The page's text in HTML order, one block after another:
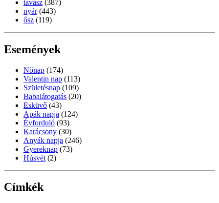
tavasz (387)
nyár (443)
ősz (119)
Események
Nőnap (174)
Valentin nap (113)
Születésnap (109)
Babalátogatás (20)
Esküvő (43)
Apák napja (124)
Évforduló (93)
Karácsony (30)
Anyák napja (246)
Gyereknap (73)
Húsvét (2)
Címkék